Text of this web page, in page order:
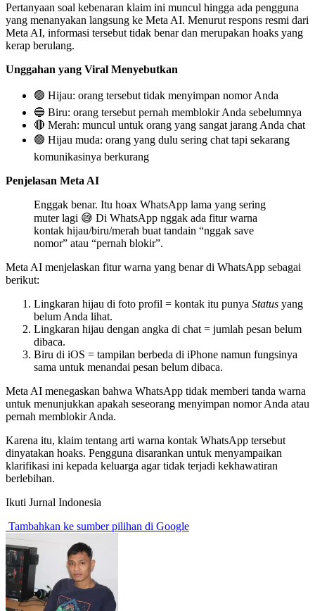
Pertanyaan soal kebenaran klaim ini muncul hingga ada pengguna
yang menanyakan langsung ke Meta AI. Menurut respons resmi dari
Meta AI, informasi tersebut tidak benar dan merupakan hoaks yang
kerap berulang.
Unggahan yang Viral Menyebutkan
🟢 Hijau: orang tersebut tidak menyimpan nomor Anda
🔵 Biru: orang tersebut pernah memblokir Anda sebelumnya
🔴 Merah: muncul untuk orang yang sangat jarang Anda chat
🟢 Hijau muda: orang yang dulu sering chat tapi sekarang
komunikasinya berkurang
Penjelasan Meta AI
Enggak benar. Itu hoax WhatsApp lama yang sering
muter lagi 😅 Di WhatsApp nggak ada fitur warna
kontak hijau/biru/merah buat tandain “nggak save
nomor” atau “pernah blokir”.
Meta AI menjelaskan fitur warna yang benar di WhatsApp sebagai
berikut:
Lingkaran hijau di foto profil = kontak itu punya Status yang
belum Anda lihat.
Lingkaran hijau dengan angka di chat = jumlah pesan belum
dibaca.
Biru di iOS = tampilan berbeda di iPhone namun fungsinya
sama untuk menandai pesan belum dibaca.
Meta AI menegaskan bahwa WhatsApp tidak memberi tanda warna
untuk menunjukkan apakah seseorang menyimpan nomor Anda atau
pernah memblokir Anda.
Karena itu, klaim tentang arti warna kontak WhatsApp tersebut
dinyatakan hoaks. Pengguna disarankan untuk menyampaikan
klarifikasi ini kepada keluarga agar tidak terjadi kekhawatiran
berlebihan.
Ikuti Jurnal Indonesia
Tambahkan ke sumber pilihan di Google